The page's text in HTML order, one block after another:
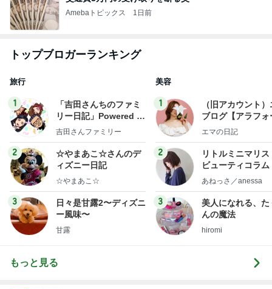
Amebaトピックス 1日前
トップブロガーランキング
旅行
1
「吉田さんちのファミ
リー日記」Powered b
y Ameba 吉田さんファ
ログ
吉田さんファミリー
2
☆やまあこ☆さんのデ
ィズニー日記
☆やまあこ☆
3
日々是甘露2〜ディズニ
ー風味〜
甘露
美容
1
（旧アカウント
ブログ【アラフォ
社売却セカンドラ
エマの日記
2
リトルミニマリス
ビューティコラ
little
あねっさ／anessa
3
美人になれる、た
んの魔法
hiromi
もっと見る